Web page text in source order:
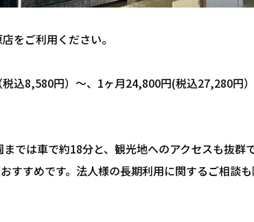
をご利用ください。
込8,580円）～、1ヶ月24,800円(税込27,280円
では車で約18分と、観光地へのアクセスも抜群
すすめです。法人様の長期利用に関するご相談